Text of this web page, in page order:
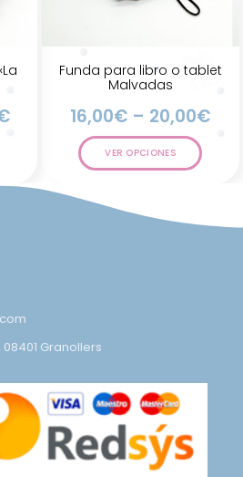
Funda para libro o tablet
Malvadas
16,00€ – 20,00€
VER OPCIONES
Granollers